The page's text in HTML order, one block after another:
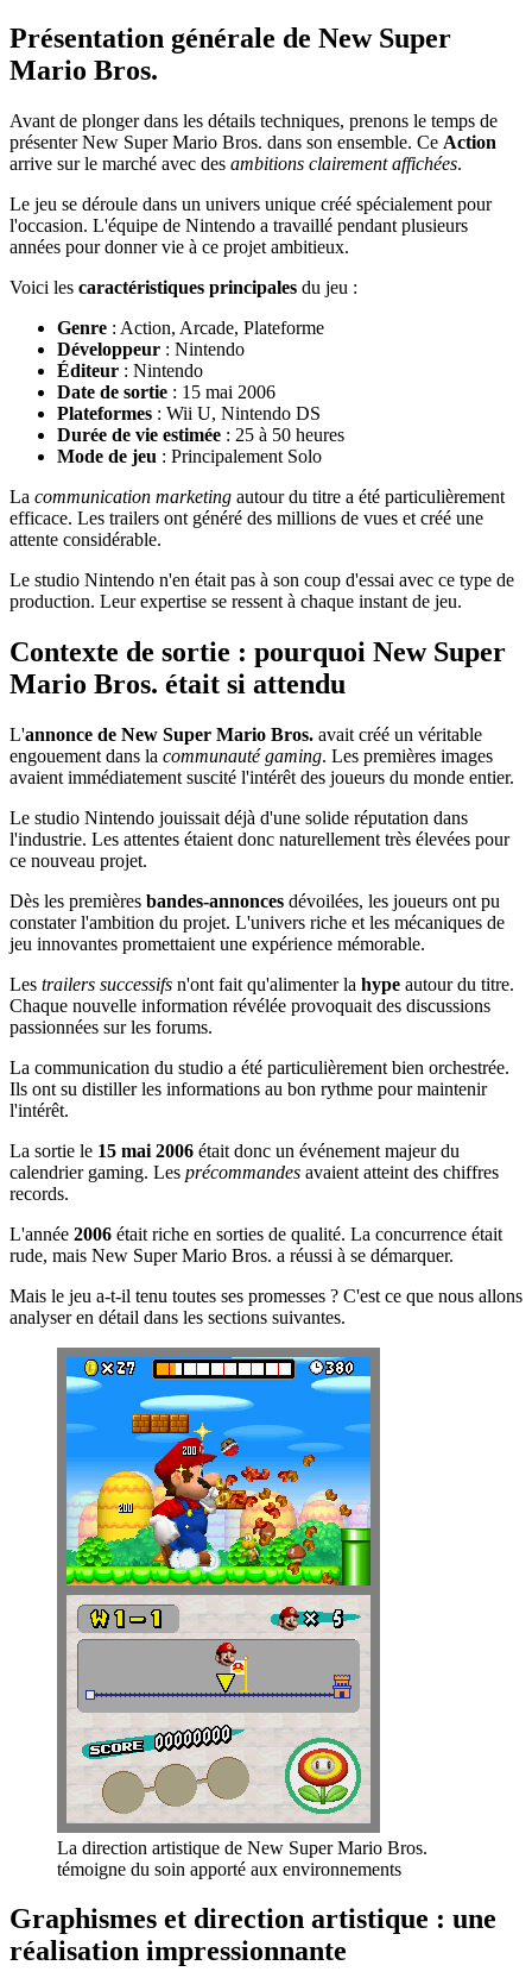
Présentation générale de New Super
Mario Bros.
Avant de plonger dans les détails techniques, prenons le temps de
présenter New Super Mario Bros. dans son ensemble. Ce Action
arrive sur le marché avec des ambitions clairement affichées.
Le jeu se déroule dans un univers unique créé spécialement pour
l'occasion. L'équipe de Nintendo a travaillé pendant plusieurs
années pour donner vie à ce projet ambitieux.
Voici les caractéristiques principales du jeu :
Genre : Action, Arcade, Plateforme
Développeur : Nintendo
Éditeur : Nintendo
Date de sortie : 15 mai 2006
Plateformes : Wii U, Nintendo DS
Durée de vie estimée : 25 à 50 heures
Mode de jeu : Principalement Solo
La communication marketing autour du titre a été particulièrement
efficace. Les trailers ont généré des millions de vues et créé une
attente considérable.
Le studio Nintendo n'en était pas à son coup d'essai avec ce type de
production. Leur expertise se ressent à chaque instant de jeu.
Contexte de sortie : pourquoi New Super
Mario Bros. était si attendu
L'annonce de New Super Mario Bros. avait créé un véritable
engouement dans la communauté gaming. Les premières images
avaient immédiatement suscité l'intérêt des joueurs du monde entier.
Le studio Nintendo jouissait déjà d'une solide réputation dans
l'industrie. Les attentes étaient donc naturellement très élevées pour
ce nouveau projet.
Dès les premières bandes-annonces dévoilées, les joueurs ont pu
constater l'ambition du projet. L'univers riche et les mécaniques de
jeu innovantes promettaient une expérience mémorable.
Les trailers successifs n'ont fait qu'alimenter la hype autour du titre.
Chaque nouvelle information révélée provoquait des discussions
passionnées sur les forums.
La communication du studio a été particulièrement bien orchestrée.
Ils ont su distiller les informations au bon rythme pour maintenir
l'intérêt.
La sortie le 15 mai 2006 était donc un événement majeur du
calendrier gaming. Les précommandes avaient atteint des chiffres
records.
L'année 2006 était riche en sorties de qualité. La concurrence était
rude, mais New Super Mario Bros. a réussi à se démarquer.
Mais le jeu a-t-il tenu toutes ses promesses ? C'est ce que nous allons
analyser en détail dans les sections suivantes.
La direction artistique de New Super Mario Bros.
témoigne du soin apporté aux environnements
Graphismes et direction artistique : une
réalisation impressionnante